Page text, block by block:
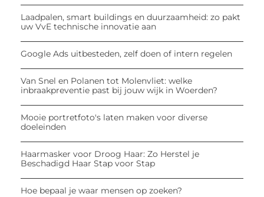
Laadpalen, smart buildings en duurzaamheid: zo pakt
uw VvE technische innovatie aan
Google Ads uitbesteden, zelf doen of intern regelen
Van Snel en Polanen tot Molenvliet: welke
inbraakpreventie past bij jouw wijk in Woerden?
Mooie portretfoto's laten maken voor diverse
doeleinden
Haarmasker voor Droog Haar: Zo Herstel je
Beschadigd Haar Stap voor Stap
Hoe bepaal je waar mensen op zoeken?